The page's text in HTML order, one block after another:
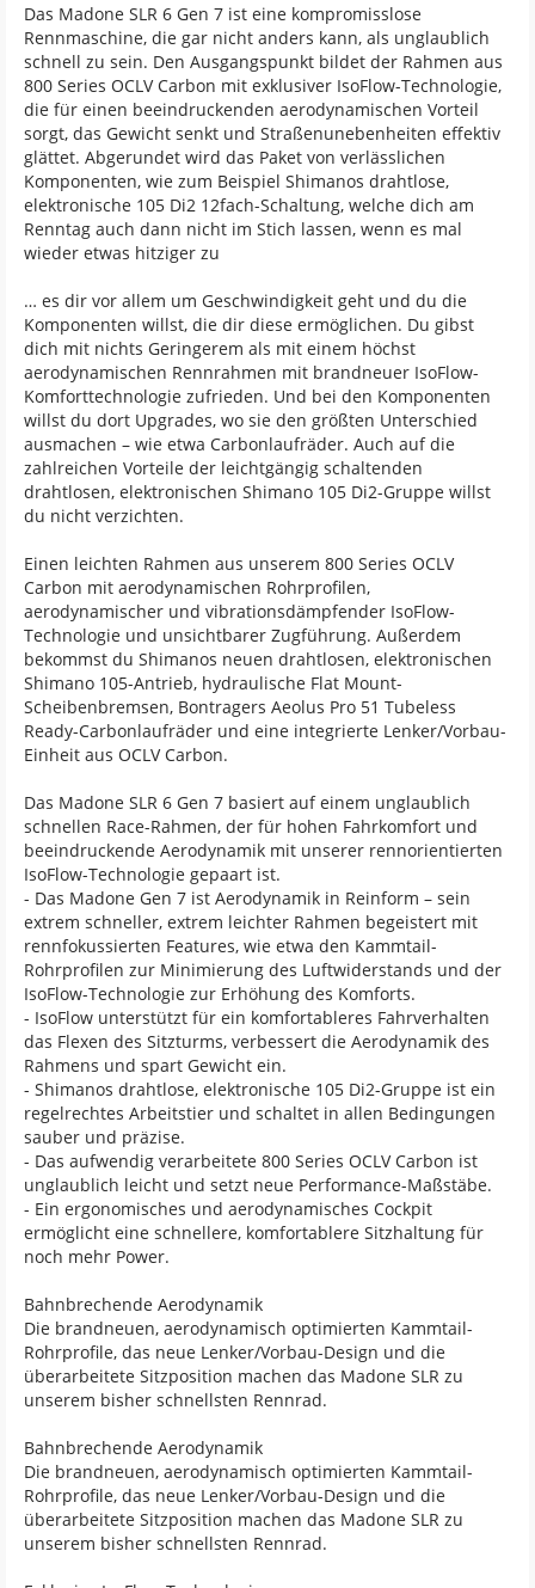
Das Madone SLR 6 Gen 7 ist eine kompromisslose
Rennmaschine, die gar nicht anders kann, als unglaublich
schnell zu sein. Den Ausgangspunkt bildet der Rahmen aus
800 Series OCLV Carbon mit exklusiver IsoFlow-Technologie,
die für einen beeindruckenden aerodynamischen Vorteil
sorgt, das Gewicht senkt und Straßenunebenheiten effektiv
glättet. Abgerundet wird das Paket von verlässlichen
Komponenten, wie zum Beispiel Shimanos drahtlose,
elektronische 105 Di2 12fach-Schaltung, welche dich am
Renntag auch dann nicht im Stich lassen, wenn es mal
wieder etwas hitziger zu
… es dir vor allem um Geschwindigkeit geht und du die
Komponenten willst, die dir diese ermöglichen. Du gibst
dich mit nichts Geringerem als mit einem höchst
aerodynamischen Rennrahmen mit brandneuer IsoFlow-
Komforttechnologie zufrieden. Und bei den Komponenten
willst du dort Upgrades, wo sie den größten Unterschied
ausmachen – wie etwa Carbonlaufräder. Auch auf die
zahlreichen Vorteile der leichtgängig schaltenden
drahtlosen, elektronischen Shimano 105 Di2-Gruppe willst
du nicht verzichten.
Einen leichten Rahmen aus unserem 800 Series OCLV
Carbon mit aerodynamischen Rohrprofilen,
aerodynamischer und vibrationsdämpfender IsoFlow-
Technologie und unsichtbarer Zugführung. Außerdem
bekommst du Shimanos neuen drahtlosen, elektronischen
Shimano 105-Antrieb, hydraulische Flat Mount-
Scheibenbremsen, Bontragers Aeolus Pro 51 Tubeless
Ready-Carbonlaufräder und eine integrierte Lenker/Vorbau-
Einheit aus OCLV Carbon.
Das Madone SLR 6 Gen 7 basiert auf einem unglaublich
schnellen Race-Rahmen, der für hohen Fahrkomfort und
beeindruckende Aerodynamik mit unserer rennorientierten
IsoFlow-Technologie gepaart ist.
- Das Madone Gen 7 ist Aerodynamik in Reinform – sein
extrem schneller, extrem leichter Rahmen begeistert mit
rennfokussierten Features, wie etwa den Kammtail-
Rohrprofilen zur Minimierung des Luftwiderstands und der
IsoFlow-Technologie zur Erhöhung des Komforts.
- IsoFlow unterstützt für ein komfortableres Fahrverhalten
das Flexen des Sitzturms, verbessert die Aerodynamik des
Rahmens und spart Gewicht ein.
- Shimanos drahtlose, elektronische 105 Di2-Gruppe ist ein
regelrechtes Arbeitstier und schaltet in allen Bedingungen
sauber und präzise.
- Das aufwendig verarbeitete 800 Series OCLV Carbon ist
unglaublich leicht und setzt neue Performance-Maßstäbe.
- Ein ergonomisches und aerodynamisches Cockpit
ermöglicht eine schnellere, komfortablere Sitzhaltung für
noch mehr Power.
Bahnbrechende Aerodynamik
Die brandneuen, aerodynamisch optimierten Kammtail-
Rohrprofile, das neue Lenker/Vorbau-Design und die
überarbeitete Sitzposition machen das Madone SLR zu
unserem bisher schnellsten Rennrad.
Bahnbrechende Aerodynamik
Die brandneuen, aerodynamisch optimierten Kammtail-
Rohrprofile, das neue Lenker/Vorbau-Design und die
überarbeitete Sitzposition machen das Madone SLR zu
unserem bisher schnellsten Rennrad.